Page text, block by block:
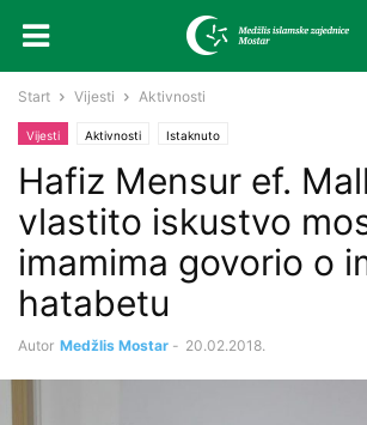
Start Vijesti Aktivnosti
Vijesti Aktivnosti Istaknuto
Hafiz Mensur ef.
vlastito iskustvo
imamima govorio o
hatabetu
Autor Medžlis Mostar - 20.02.2018.